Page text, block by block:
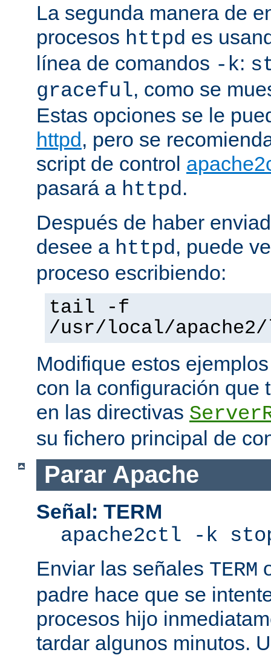
La segunda manera de
procesos httpd es
línea de comandos -k:
graceful, como se
Estas opciones se le
httpd, pero se
script de control
pasará a httpd.
Después de haber
desee a httpd, puede
proceso escribiendo:
tail -f
/usr/local/
Modifique estos
con la configuración que
en las directivas
su fichero principal de
Parar Apache
Señal: TERM
apache2ctl -k
Enviar las señales TERM
padre hace que se
procesos hijo
tardar algunos minutos.